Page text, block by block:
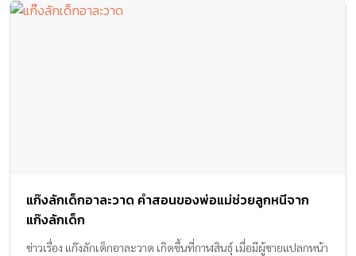
แก๊งลักเด็กอาละวาด คำสอนของพ่อแม่ช่วยลูกหนีจาก
แก๊งลักเด็ก
ข่าวเรื่อง แก๊งลักเด็กอาละวาด เกิดขึ้นที่กาฬสินธุ์ เมื่อมีผู้ชายแปลกหน้า